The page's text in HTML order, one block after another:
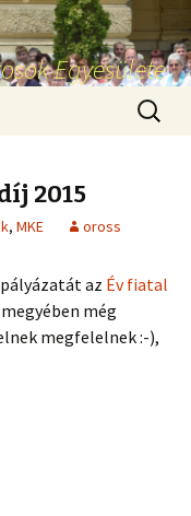
Egyesülete
2015
, MKE oross
az Év fiatal
még
megfelelnek :-),